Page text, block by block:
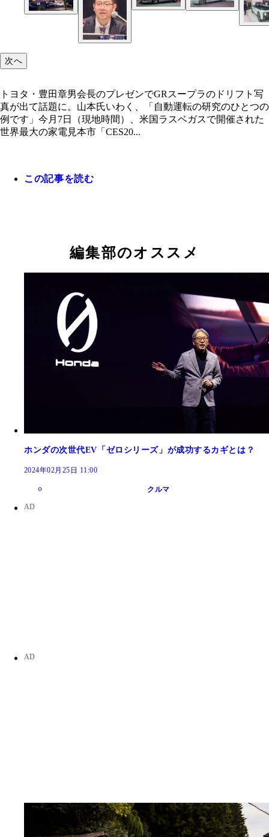
トヨタ・豊田章男会長のプレゼンでGRスープラの
ト写真が出て話題に。山本氏いわく、「自動運転
昨年公開したモデルを磨き抜き、顔やドアの形状
変更したホンダゼロシリーズ。現地の反応も上々
注目のアフィーラだったが、ド派手さはなく、非
ンプルな仕上がり。現地でもカラオケ機能搭載が
スズキがCES初出展。この自動運転の試作車だけ
く、スズキ自慢の軽トラもブチ込み、熱い視線を
次へ
トヨタ・豊田章男会長のプレゼンでGRスープラのドリフト写
真が出て話題に。山本氏いわく、「自動運転の研究のひとつの
例です」今月7日（現地時間）、米国ラスベガスで開催された
世界最大の家電見本市「CES20...
この記事を読む
編集部のオススメ
ホンダの次世代EV「ゼロシリーズ」が成功するカギとは？
2024年02月25日 11:00
クルマ